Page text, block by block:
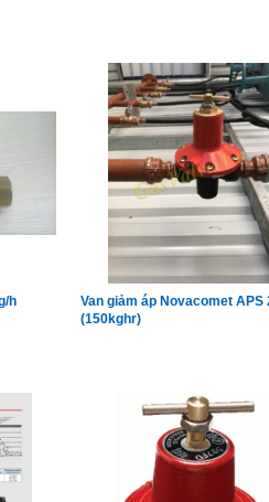
h
Van giảm áp Novacomet APS
(150kghr)